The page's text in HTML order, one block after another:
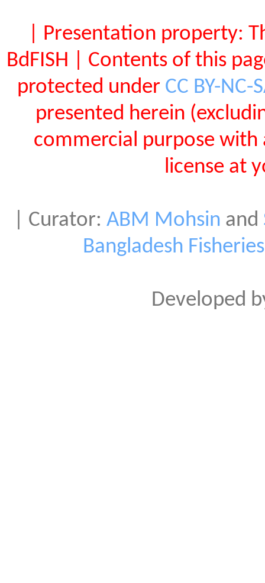
| Presentation property:
BdFISH | Contents of this
protected under CC BY-NC-
presented herein
commercial purpose
license at
| Curator: ABM Mohsin and
Bangladesh
Developed